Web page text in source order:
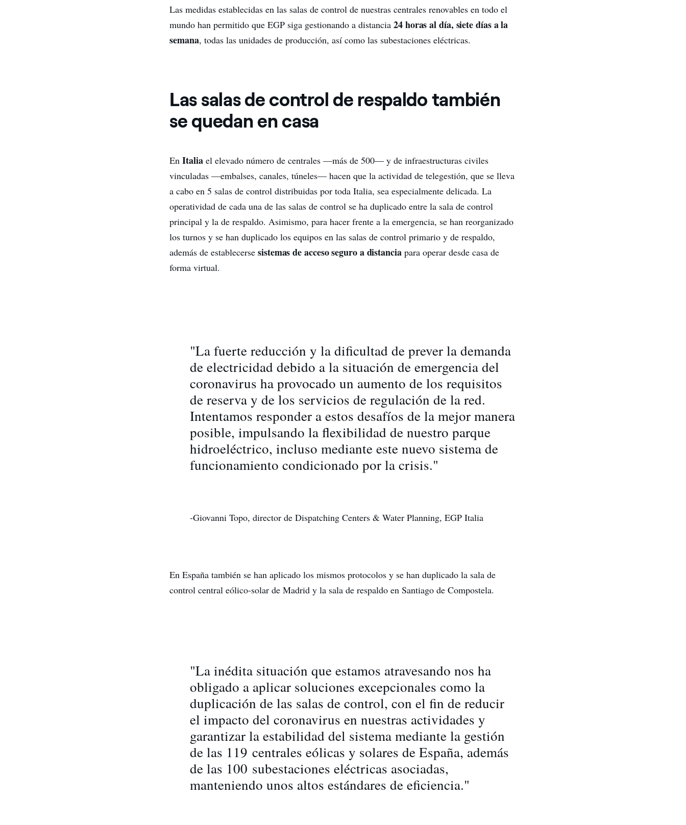
Las medidas establecidas en las salas de control de nuestras centrales renovables en todo el
mundo han permitido que EGP siga gestionando a distancia24 horas al día, siete días a la
semana, todas las unidades de producción, así como las subestaciones eléctricas.
Las salas de control de respaldo también
se quedan en casa
EnItaliael elevado número de centrales —más de 500— y de infraestructuras civiles
vinculadas —embalses, canales, túneles— hacen que la actividad de telegestión, que se lleva
a cabo en 5 salas de control distribuidas por toda Italia, sea especialmente delicada. La
operatividad de cada una de las salas de control se ha duplicado entre la sala de control
principal y la de respaldo. Asimismo, para hacer frente a la emergencia, se han reorganizado
los turnos y se han duplicado los equipos en las salas de control primario y de respaldo,
además de establecersesistemas de acceso seguro a distanciapara operar desde casa de
forma virtual.
"La fuerte reducción y la dificultad de prever la demanda
de electricidad debido a la situación de emergencia del
coronavirus ha provocado un aumento de los requisitos
de reserva y de los servicios de regulación de la red.
Intentamos responder a estos desafíos de la mejor manera
posible, impulsando la flexibilidad de nuestro parque
hidroeléctrico, incluso mediante este nuevo sistema de
funcionamiento condicionado por la crisis."
-Giovanni Topo, director de Dispatching Centers & Water Planning, EGP Italia
En España también se han aplicado los mismos protocolos y se han duplicado la sala de
control central eólico-solar de Madrid y la sala de respaldo en Santiago de Compostela.
"La inédita situación que estamos atravesando nos ha
obligado a aplicar soluciones excepcionales como la
duplicación de las salas de control, con el fin de reducir
el impacto del coronavirus en nuestras actividades y
garantizar la estabilidad del sistema mediante la gestión
de las 119 centrales eólicas y solares de España, además
de las 100 subestaciones eléctricas asociadas,
manteniendo unos altos estándares de eficiencia."